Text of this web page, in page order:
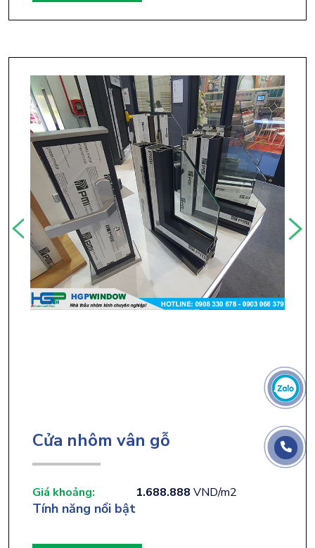
Cửa nhôm vân gỗ
Giá khoảng: 1.688.888 VND/m2
Tính năng nổi bật